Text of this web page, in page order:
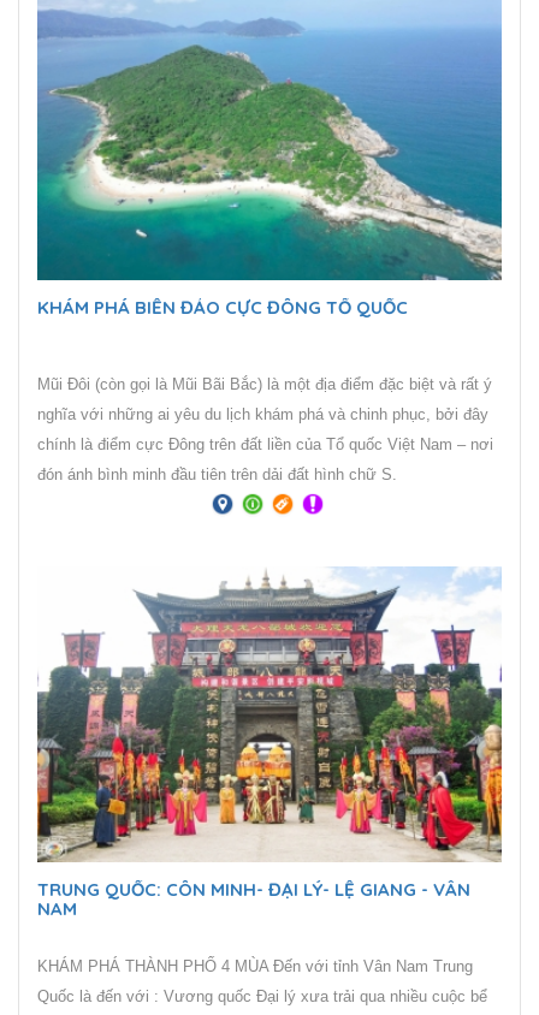
của Thái Lan và Phongsaly của Lào.
KHÁM PHÁ BIỂN ĐẢO CỰC ĐÔNG TỔ QUỐC
Mũi Đôi (còn gọi là Mũi Bãi Bắc) là một địa điểm đặc biệt và rất ý
nghĩa với những ai yêu du lịch khám phá và chinh phục, bởi đây
chính là điểm cực Đông trên đất liền của Tổ quốc Việt Nam – nơi
đón ánh bình minh đầu tiên trên dải đất hình chữ S.
TRUNG QUỐC: CÔN MINH- ĐẠI LÝ- LỆ GIANG - VÂN
NAM
KHÁM PHÁ THÀNH PHỐ 4 MÙA Đến với tỉnh Vân Nam Trung
Quốc là đến với : Vương quốc Đại lý xưa trải qua nhiều cuộc bể